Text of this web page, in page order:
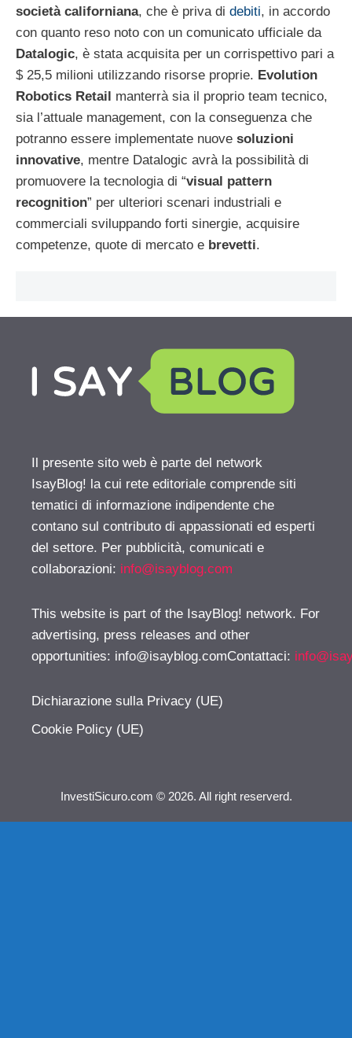
società californiana, che è priva di debiti, in accordo
con quanto reso noto con un comunicato ufficiale da
Datalogic, è stata acquisita per un corrispettivo pari a
$ 25,5 milioni utilizzando risorse proprie. Evolution
Robotics Retail manterrà sia il proprio team tecnico,
sia l’attuale management, con la conseguenza che
potranno essere implementate nuove soluzioni
innovative, mentre Datalogic avrà la possibilità di
promuovere la tecnologia di “visual pattern
recognition” per ulteriori scenari industriali e
commerciali sviluppando forti sinergie, acquisire
competenze, quote di mercato e brevetti.
Il presente sito web è parte del network
IsayBlog! la cui rete editoriale comprende siti
tematici di informazione indipendente che
contano sul contributo di appassionati ed esperti
del settore. Per pubblicità, comunicati e
collaborazioni: info@isayblog.com
This website is part of the IsayBlog! network. For
advertising, press releases and other
opportunities: info@isayblog.comContattaci:
Dichiarazione sulla Privacy (UE)
Cookie Policy (UE)
InvestiSicuro.com © 2026. All right reserverd.